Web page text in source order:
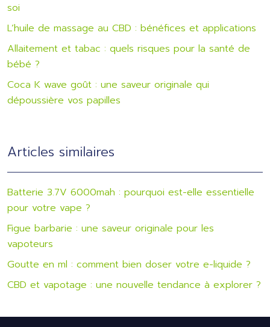
soi
L’huile de massage au CBD : bénéfices et applications
Allaitement et tabac : quels risques pour la santé de
bébé ?
Coca K wave goût : une saveur originale qui
dépoussière vos papilles
Articles similaires
Batterie 3.7V 6000mah : pourquoi est-elle essentielle
pour votre vape ?
Figue barbarie : une saveur originale pour les
vapoteurs
Goutte en ml : comment bien doser votre e-liquide ?
CBD et vapotage : une nouvelle tendance à explorer ?